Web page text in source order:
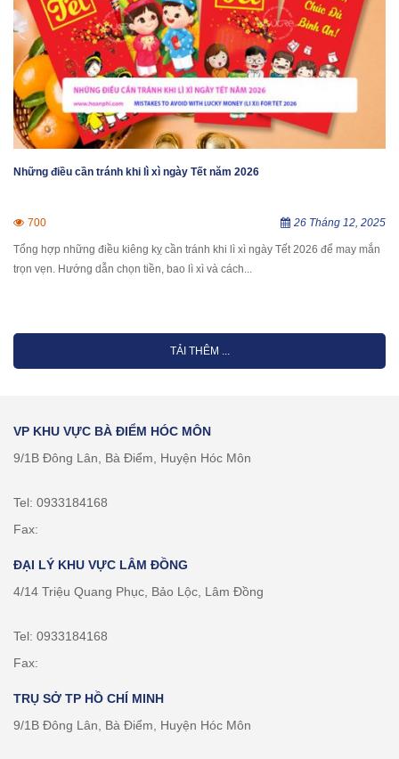
Những điều cần tránh khi lì xì ngày Tết năm 2026
700 26 Tháng 12, 2025
Tổng hợp những điều kiêng kỵ cần tránh khi lì xì ngày Tết 2026 để may mắn
trọn vẹn. Hướng dẫn chọn tiền, bao lì xì và cách...
TẢI THÊM ...
VP KHU VỰC BÀ ĐIỂM HÓC MÔN
9/1B Đông Lân, Bà Điểm, Huyện Hóc Môn
Tel: 0933184168
Fax:
ĐẠI LÝ KHU VỰC LÂM ĐỒNG
4/14 Triệu Quang Phục, Bảo Lộc, Lâm Đồng
Tel: 0933184168
Fax:
TRỤ SỞ TP HỒ CHÍ MINH
9/1B Đông Lân, Bà Điểm, Huyện Hóc Môn